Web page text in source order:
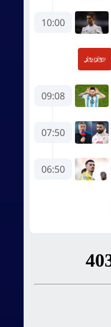
10:00
09:08
07:50
06:50